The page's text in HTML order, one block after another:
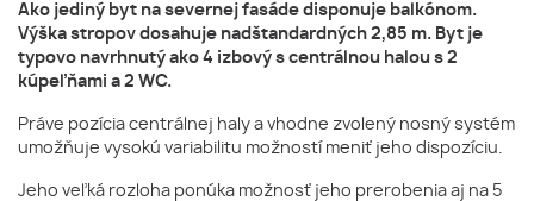
Ako jediný byt na severnej fasáde disponuje balkónom.
Výška stropov dosahuje nadštandardných 2,85 m. Byt je
typovo navrhnutý ako 4 izbový s centrálnou halou s 2
kúpeľňami a 2 WC.
Práve pozícia centrálnej haly a vhodne zvolený nosný systém
umožňuje vysokú variabilitu možností meniť jeho dispozíciu.
Jeho veľká rozloha ponúka možnosť jeho prerobenia aj na 5